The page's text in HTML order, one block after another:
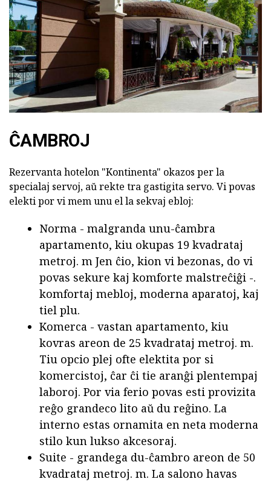
ĈAMBROJ
Rezervanta hotelon "Kontinenta" okazos per la
specialaj servoj, aŭ rekte tra gastigita servo. Vi povas
elekti por vi mem unu el la sekvaj ebloj:
Norma - malgranda unu-ĉambra
apartamento, kiu okupas 19 kvadrataj
metroj. m Jen ĉio, kion vi bezonas, do vi
povas sekure kaj komforte malstreĉiĝi -.
komfortaj mebloj, moderna aparatoj, kaj
tiel plu.
Komerca - vastan apartamento, kiu
kovras areon de 25 kvadrataj metroj. m.
Tiu opcio plej ofte elektita por si
komercistoj, ĉar ĉi tie aranĝi plentempaj
laboroj. Por via ferio povas esti provizita
reĝo grandeco lito aŭ du reĝino. La
interno estas ornamita en neta moderna
stilo kun lukso akcesoraj.
Suite - grandega du-ĉambro areon de 50
kvadrataj metroj. m. La salono havas